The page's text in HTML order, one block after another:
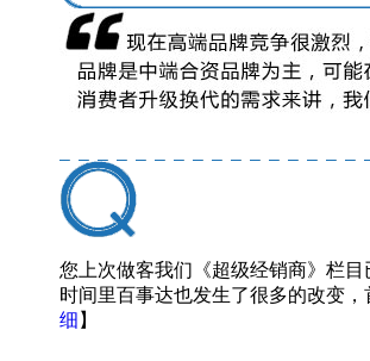
您上次做客我们《超级经销商》栏
时间里百事达也发生了很多的改变
细 】